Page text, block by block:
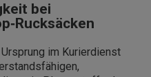
bei
im Kurierdienst